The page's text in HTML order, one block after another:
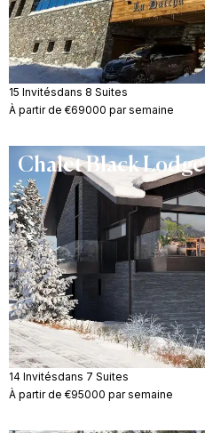
15 Invitésdans 8 Suites
À partir de €69000 par semaine
Chalet Black Lodge
14 Invitésdans 7 Suites
À partir de €95000 par semaine